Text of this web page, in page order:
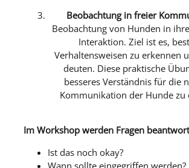
Beobachtung in freier
Beobachtung von Hunden in
Interaktion. Ziel ist es,
Verhaltensweisen zu erkennen
deuten. Diese praktische
besseres Verständnis für die
Kommunikation der Hunde zu
Im Workshop werden Fragen
Ist das noch okay?
Wann sollte eingegriffen werden?